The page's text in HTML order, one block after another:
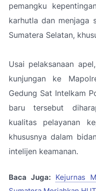
pemangku
karhutla dan menjaga
Sumatera Selatan,
Usai pelaksanaan
kunjungan ke
Gedung Sat Intelkam
baru tersebut
kualitas pelayanan
khususnya dalam
intelijen keamanan.
Baca Juga:
Kejurnas